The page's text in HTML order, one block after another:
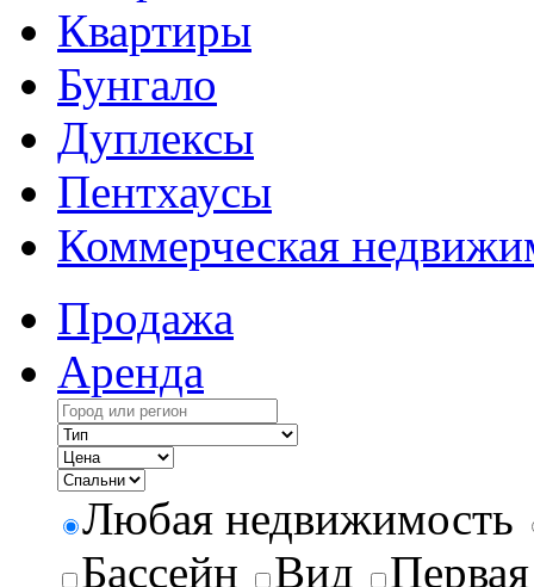
Квартиры
Бунгало
Дуплексы
Пентхаусы
Коммерческая
Продажа
Аренда
Любая недвижимость
Бассейн
Вид